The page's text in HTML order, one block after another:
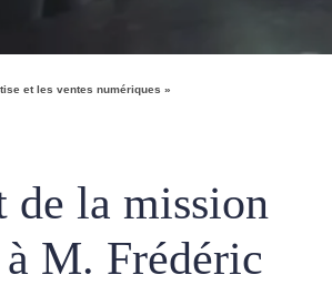
et les ventes numériques »
de la mission
M. Frédéric